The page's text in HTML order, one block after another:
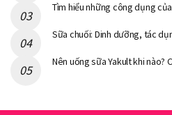
Tìm hiểu những công dụng
Sữa chuối: Dinh dưỡng, tác
Nên uống sữa Yakult khi nào?